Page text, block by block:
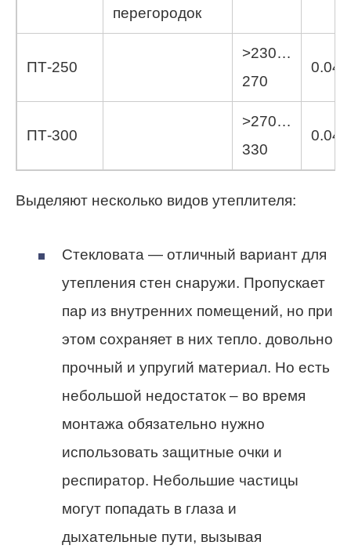
перегородок
ПТ-250
>230…
270
0.045
ПТ-300
>270…
330
0.046
Выделяют несколько видов утеплителя:
Стекловата — отличный вариант для
утепления стен снаружи. Пропускает
пар из внутренних помещений, но при
этом сохраняет в них тепло. довольно
прочный и упругий материал. Но есть
небольшой недостаток – во время
монтажа обязательно нужно
использовать защитные очки и
респиратор. Небольшие частицы
могут попадать в глаза и
дыхательные пути, вызывая